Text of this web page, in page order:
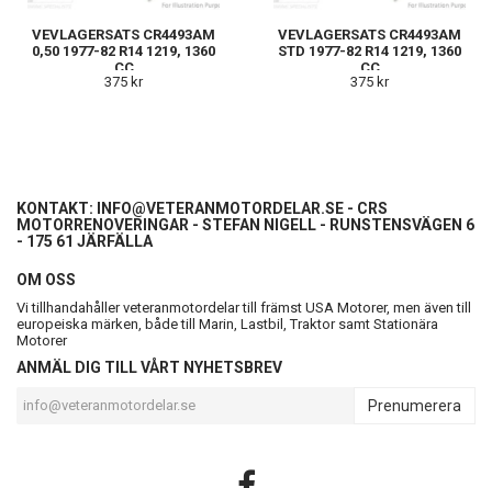
VEVLAGERSATS CR4493AM
0,50 1977-82 R14 1219, 1360
CC
375 kr
VEVLAGERSATS CR4493AM
STD 1977-82 R14 1219, 1360
CC
375 kr
KONTAKT: INFO@VETERANMOTORDELAR.SE - CRS
MOTORRENOVERINGAR - STEFAN NIGELL - RUNSTENSVÄGEN 6
- 175 61 JÄRFÄLLA
OM OSS
Vi tillhandahåller veteranmotordelar till främst USA Motorer, men även till
europeiska märken, både till Marin, Lastbil, Traktor samt Stationära
Motorer
ANMÄL DIG TILL VÅRT NYHETSBREV
Prenumerera